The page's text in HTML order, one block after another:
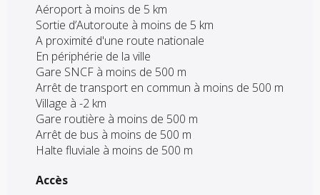
Aéroport à moins de 5 km
Sortie d’Autoroute à moins de 5 km
A proximité d'une route nationale
En périphérie de la ville
Gare SNCF à moins de 500 m
Arrêt de transport en commun à moins de 500 m
Village à -2 km
Gare routière à moins de 500 m
Arrêt de bus à moins de 500 m
Halte fluviale à moins de 500 m
Accès
Accès